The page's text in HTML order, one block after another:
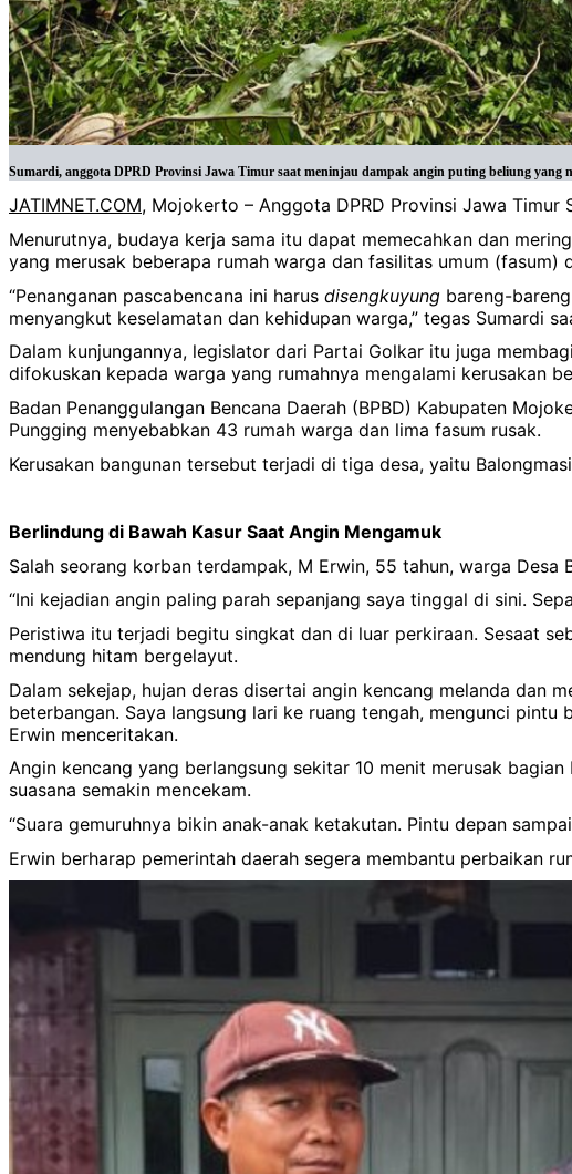
Sumardi, anggota DPRD Provinsi Jawa Timur saat meninjau dampak angin puting beliung
JATIMNET.COM, Mojokerto – Anggota DPRD Provinsi Jawa
Menurutnya, budaya kerja sama itu dapat memecahkan dan
yang merusak beberapa rumah warga dan fasilitas umum (fasum)
“Penanganan pascabencana ini harus disengkuyung bareng-
menyangkut keselamatan dan kehidupan warga,” tegas Sumardi
Dalam kunjungannya, legislator dari Partai Golkar itu juga
difokuskan kepada warga yang rumahnya mengalami kerusakan
Badan Penanggulangan Bencana Daerah (BPBD) Kabupaten
Pungging menyebabkan 43 rumah warga dan lima fasum rusak.
Kerusakan bangunan tersebut terjadi di tiga desa, yaitu
Berlindung di Bawah Kasur Saat Angin Mengamuk
Salah seorang korban terdampak, M Erwin, 55 tahun, warga
“Ini kejadian angin paling parah sepanjang saya tinggal di sini.
Peristiwa itu terjadi begitu singkat dan di luar perkiraan. Sesaat
mendung hitam bergelayut.
Dalam sekejap, hujan deras disertai angin kencang melanda dan
beterbangan. Saya langsung lari ke ruang tengah, mengunci
Erwin menceritakan.
Angin kencang yang berlangsung sekitar 10 menit merusak
suasana semakin mencekam.
“Suara gemuruhnya bikin anak-anak ketakutan. Pintu depan
Erwin berharap pemerintah daerah segera membantu perbaikan